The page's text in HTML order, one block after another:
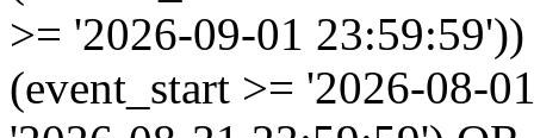
>= '2026-09-01
(event_start >= '2026-08-